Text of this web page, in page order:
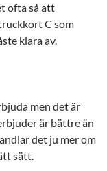
ofta så att
C som
klara av.
men det är
är bättre än
det ju mer om
sätt.